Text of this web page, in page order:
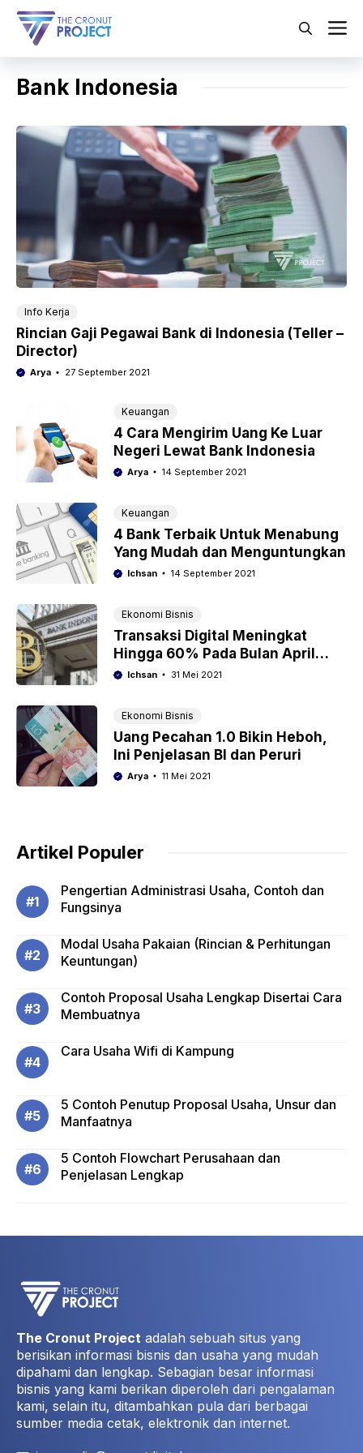
Langsung
Bank Indonesia
Info Kerja
Rincian Gaji Pegawai Bank di Indonesia (Teller –
Director)
Arya 27 September 2021
Keuangan
4 Cara Mengirim Uang Ke Luar
Negeri Lewat Bank Indonesia
Arya 14 September 2021
Keuangan
4 Bank Terbaik Untuk Menabung
Yang Mudah dan Menguntungkan
Ichsan 14 September 2021
Ekonomi Bisnis
Transaksi Digital Meningkat
Hingga 60% Pada Bulan April
2021 Lalu
Ichsan 31 Mei 2021
Ekonomi Bisnis
Uang Pecahan 1.0 Bikin Heboh,
Ini Penjelasan BI dan Peruri
Arya 11 Mei 2021
Artikel Populer
Pengertian Administrasi Usaha, Contoh dan
Fungsinya
Modal Usaha Pakaian (Rincian & Perhitungan
Keuntungan)
Contoh Proposal Usaha Lengkap Disertai Cara
Membuatnya
Cara Usaha Wifi di Kampung
5 Contoh Penutup Proposal Usaha, Unsur dan
Manfaatnya
5 Contoh Flowchart Perusahaan dan
Penjelasan Lengkap
The Cronut Project adalah sebuah situs yang
berisikan informasi bisnis dan usaha yang mudah
dipahami dan lengkap. Sebagian besar informasi
bisnis yang kami berikan diperoleh dari pengalaman
kami, selain itu, ditambahkan pula dari berbagai
sumber media cetak, elektronik dan internet.